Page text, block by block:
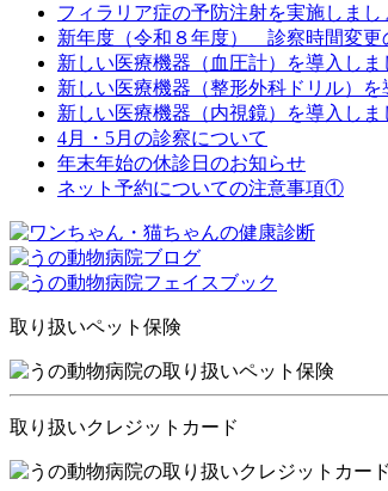
フィラリア症の予防注射を実施しまし
新年度（令和８年度） 診察時間変更
新しい医療機器（血圧計）を導入しま
新しい医療機器（整形外科ドリル）を
新しい医療機器（内視鏡）を導入しま
4月・5月の診察について
年末年始の休診日のお知らせ
ネット予約についての注意事項①
取り扱いペット保険
取り扱いクレジットカード